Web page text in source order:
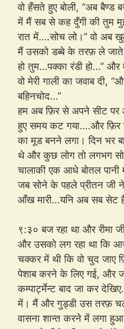
वो हँसते हुए बोली, “अब बैण्ड
में मैं सब से कह दुँगी की तुम
रात में….सोच लो।” वो अब
मैं उसको डब्बे के तरफ़ ले जाते
हो तुम…पक्का रंडी हो…” और
वो मेरी गाली का जवाब दी,
बहिनचोद…”
हम अब फ़िर से अपने सीट
हुए समय कट गया….और फ़िर
का मूड बनने लगा। दिन भर
थे और कुछ लोग तो लगभग
चालाकी एक आधे बोतल
जब सोने के पहले प्रीतन जी ने
आँख मारी…यनि अब सब सेट
९:३० बज रहा था और रीमा
और उसको लग रहा था कि
चक्कर में थी कि वो चुद जाए
पेशाब करने के लिए गई, और
कम्पार्ट्मेन्ट बाद जा कर
में। मैं और गुड्डी उस तरफ़ चल
वासना शान्त करने में लगा